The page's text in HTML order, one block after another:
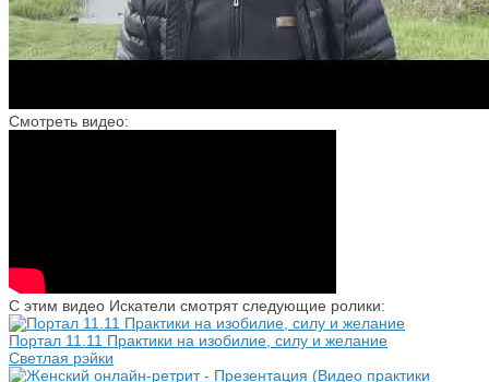
Смотреть видео:
С этим видео Искатели смотрят следующие ролики:
Портал 11.11 Практики на изобилие, силу и желание
Светлая рэйки